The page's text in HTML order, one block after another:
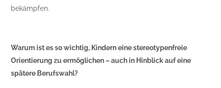
bekämpfen.
Warum ist es so wichtig, Kindern eine stereotypenfreie
Orientierung zu ermöglichen – auch in Hinblick auf eine
spätere Berufswahl?